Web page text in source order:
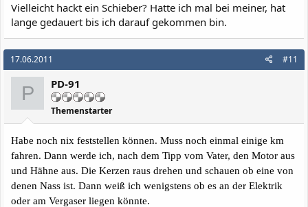
Vielleicht hackt ein Schieber? Hatte ich mal bei meiner, hat
lange gedauert bis ich darauf gekommen bin.
17.06.2011 #11
P PD-91
Themenstarter
Habe noch nix feststellen können. Muss noch einmal einige km
fahren. Dann werde ich, nach dem Tipp vom Vater, den Motor aus
und Hähne aus. Die Kerzen raus drehen und schauen ob eine von
denen Nass ist. Dann weiß ich wenigstens ob es an der Elektrik
oder am Vergaser liegen könnte.